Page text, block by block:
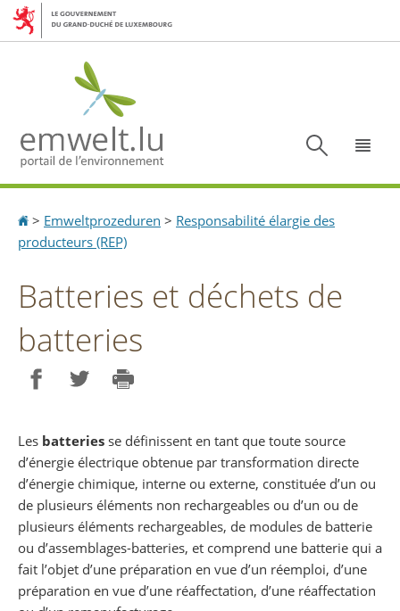
Aller
Aller
Accueil
> Emweltprozeduren > Responsabilité élargie des
producteurs (REP)
Batteries et déchets de
batteries
Les batteries se définissent en tant que toute source
d’énergie électrique obtenue par transformation directe
d’énergie chimique, interne ou externe, constituée d’un ou
de plusieurs éléments non rechargeables ou d’un ou de
plusieurs éléments rechargeables, de modules de batterie
ou d’assemblages-batteries, et comprend une batterie qui a
fait l’objet d’une préparation en vue d’un réemploi, d’une
préparation en vue d’une réaffectation, d’une réaffectation